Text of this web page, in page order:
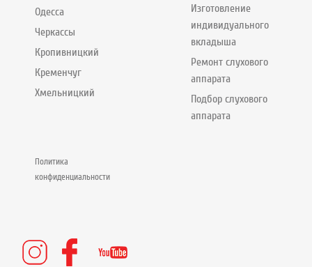
Одесса
Черкассы
Кропивницкий
Кременчуг
Хмельницкий
Изготовление
индивидуального
вкладыша
Ремонт слухового
аппарата
Подбор слухового
аппарата
Политика
конфиденциальности